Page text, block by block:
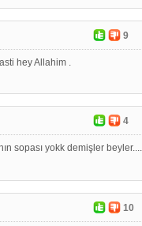
9
hey Allahim .
4
sopası yokk demişler beyler....
10